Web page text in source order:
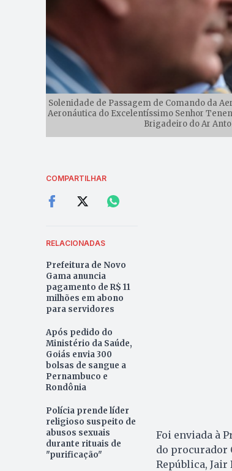
Solenidade de Passagem de Comando da
Aeronáutica do Excelentíssimo Senhor
Brigadeiro do Ar
COMPARTILHAR
RELACIONADAS
Prefeitura de Novo
Gama anuncia
pagamento de R$ 11
milhões em abono
para servidores
Após pedido do
Ministério da Saúde,
Goiás envia 300
bolsas de sangue a
Pernambuco e
Rondônia
Polícia prende líder
religioso suspeito de
abusos sexuais
durante rituais de
"purificação"
Foi enviada à
do procurador
República, Jair